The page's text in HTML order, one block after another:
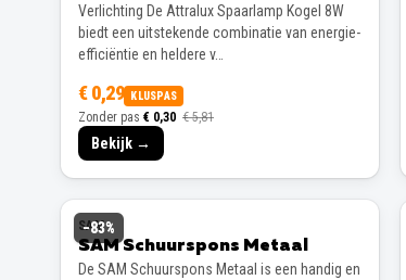
Verlichting De Attralux Spaarlamp Kogel 8W
biedt een uitstekende combinatie van energie-
efficiëntie en heldere v…
€ 0,29 KLUSPAS
Zonder pas € 0,30 € 5,81
Bekijk →
−83%
SAM
SAM Schuurspons Metaal
De SAM Schuurspons Metaal is een handig en